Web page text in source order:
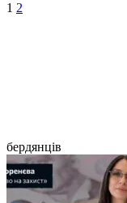
1 2
бердянців